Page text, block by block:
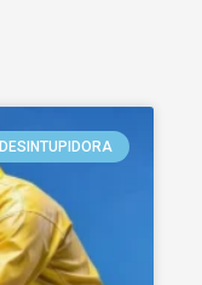
DESINTUPIDORA